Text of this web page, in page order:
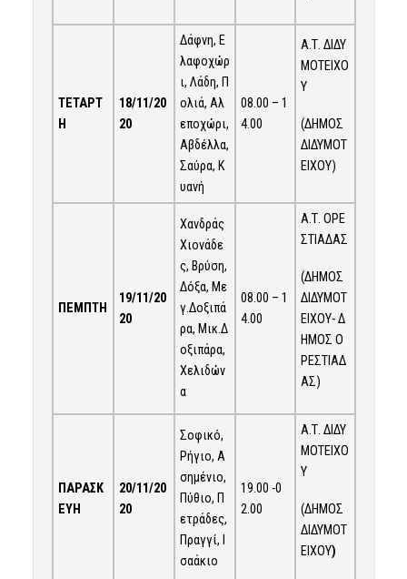
ΤΕΤΑΡΤ
Η
18/11/20
20
Δάφνη, Ε
λαφοχώρ
ι, Λάδη, Π
ολιά, Αλ
εποχώρι,
Αβδέλλα,
Σαύρα, Κ
υανή
08.00 – 1
4.00
Α.Τ. ΔΙΔΥ
ΜΟΤΕΙΧΟ
Υ
(ΔΗΜΟΣ
ΔΙΔΥΜΟΤ
ΕΙΧΟΥ)
ΠΕΜΠΤΗ
19/11/20
20
Χανδράς
Χιονάδε
ς, Βρύση,
Δόξα, Με
γ.Δοξιπά
ρα, Μικ.Δ
οξιπάρα,
Χελιδών
α
08.00 – 1
4.00
Α.Τ. ΟΡΕ
ΣΤΙΑΔΑΣ
(ΔΗΜΟΣ
ΔΙΔΥΜΟΤ
ΕΙΧΟΥ- Δ
ΗΜΟΣ Ο
ΡΕΣΤΙΑΔ
ΑΣ)
ΠΑΡΑΣΚ
ΕΥΗ
20/11/20
20
Σοφικό,
Ρήγιο, Α
σημένιο,
Πύθιο, Π
ετράδες,
Πραγγί, Ι
σαάκιο
19.00 -0
2.00
Α.Τ. ΔΙΔΥ
ΜΟΤΕΙΧΟ
Υ
(ΔΗΜΟΣ
ΔΙΔΥΜΟΤ
ΕΙΧΟΥ)